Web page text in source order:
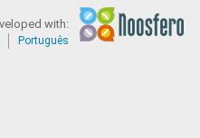
with:
Português